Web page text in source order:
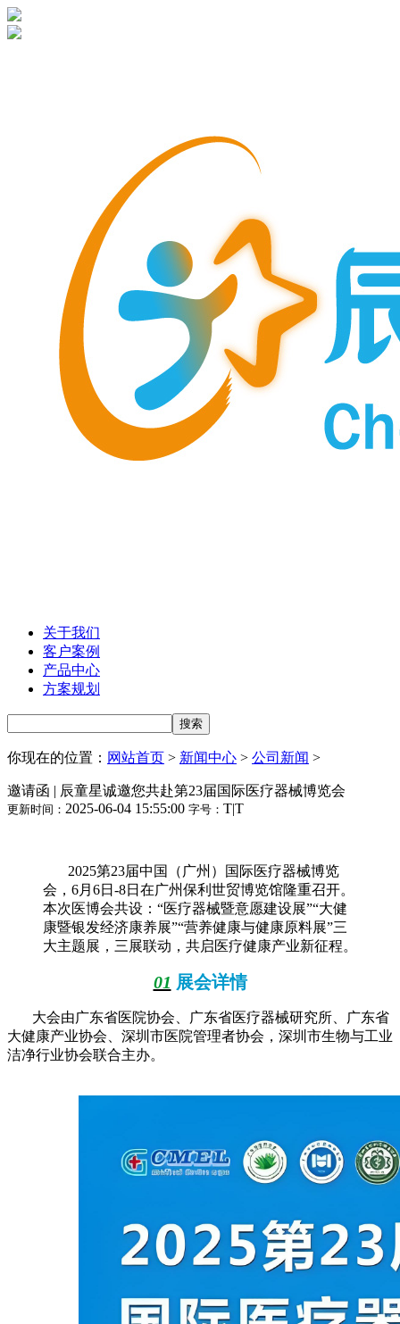
关于我们
客户案例
产品中心
方案规划
你现在的位置： 网站首页 > 新闻中心 > 公司新闻 >
邀请函 | 辰童星诚邀您共赴第23届国际医疗器械博览会
更新时间： 2025-06-04 15:55:00 字号： T|T
2025第23届中国（广州）国际医疗器械博览
会，6月6日-8日在广州保利世贸博览馆隆重召开。
本次医博会共设：“医疗器械暨意愿建设展”“大健
康暨银发经济康养展”“营养健康与健康原料展”三
大主题展，三展联动，共启医疗健康产业新征程。
01 展会详情
大会由广东省医院协会、广东省医疗器械研究所、广东省
大健康产业协会、深圳市医院管理者协会，深圳市生物与工业
洁净行业协会联合主办。